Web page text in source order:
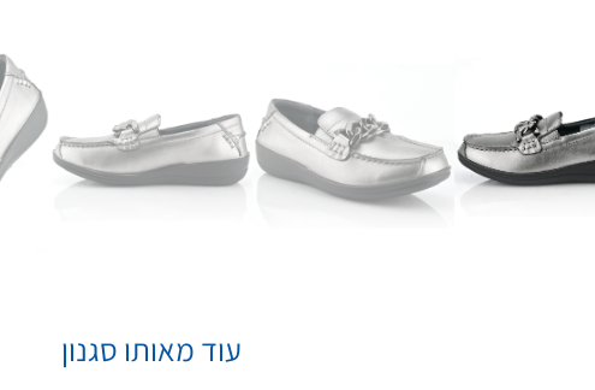
עוד מאותו סגנון